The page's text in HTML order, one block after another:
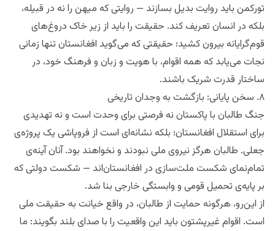
تورکمن باید روایت بدیل بسازند — روایتی که میهن را نه در قبیله،
بلکه در انسان تعریف کند. حقیقت را باید از زیر خاک دروغ‌های
قوم‌گرایانه بیرون کشید؛ حقیقتی که می‌گوید افغانستان تنها زمانی
نجات می‌یابد که همه اقوام، با هویت و زبان و فرهنگ خود، در
ساختار قدرت شریک باشند.
۸. سخن پایانی: بازگشت به وجدان تاریخی
جنگ طالبان با پاکستان نه فرصتی برای وحدت است و نه تهدیدی
برای استقلال افغانستان؛ بلکه نشانه‌ای است از فروپاشی یک پروژه‌ی
جعلی. طالبان هرگز نیروی ملی نبودند و نخواهند بود. آنان آینه‌ی
تمام‌نمای شکست ملت‌سازی در افغانستان‌اند — شکست دولتی که
بر پایه‌ی تحمیل قومی و وابستگی خارجی بنا شد.
از این‌رو، هرگونه حمایت از طالبان، در واقع خیانت به حقیقت ملی
است. اقوام غیرپشتون باید این واقعیت را با صدای بلند بگویند: ما